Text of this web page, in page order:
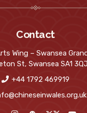
Contact
Wing – Swansea
St, Swansea SA1
+44 1792 469919